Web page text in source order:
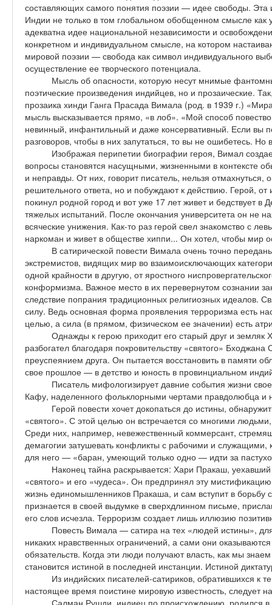
составляющих самого понятия поэзии — идее свободы. Эта
Индии не только в том глобальном обобщенном смысле как
адекватна идее национальной независимости и
конкретном и индивидуальном смысле, на котором
мировой поэзии — свобода как символ индивидуального
осуществление ее творческого потенциала.
Мысль об опасности, которую несут мнимые
поэтические произведения индийцев, но и прозаические.
прозаика хинди Ганга Прасада Вимала (род. в 1939 г.)
мысль высказывается прямо, «в лоб». «Мой способ
невинный, инфантильный и даже консервативный. Если вы
разговоров, чтобы в них запутаться, то вы не ошибетесь.
Изображая перипетии биографии героя, Вимал
вопросы становятся насущными, жизненными в контексте
и неправды. От них, говорит писатель, нельзя отмахнуться,
решительного ответа, но и побуждают к действию. Герой, от
покинул родной город и вот уже 17 лет живет и бедствует
тяжелых испытаний. После окончания университета он не
всяческие унижения. Как-то раз герой свел знакомство с
наркоман и живет в обществе хиппи... Он хотел, чтобы мир
В сатирической повести Вимала очень точно
экстремистов, видящих мир во взаимоисключающих
одной крайности в другую, от яростного
конформизма. Важное место в их перевернутом сознании
следствие попрания традиционных религиозных идеалов.
силу. Ведь основная форма проявления терроризма есть
целью, а сила (в прямом, физическом ее значении) есть
Однажды к герою приходит его старый друг и земляк
разбогател благодаря покровительству «святого»
преуспеянием друга. Он пытается восстановить в памяти
свое прошлое — в детство и юность в провинциальном
Писатель мифологизирует давние события жизни
Кафу, наделенного фольклорными чертами правдолюбца и
Герой повести хочет докопаться до истины,
«святого». С этой целью он встречается со многими
Среди них, например, невежественный коммерсант,
демагогии затушевать конфликты с рабочими и служащими,
для него — «баран, умеющий только одно — идти за
Наконец тайна раскрывается: Хари Пракаш,
«святого» и его «чудеса». Он предпринял эту
жизнь единомышленников Пракаша, и сам вступит в борьбу
признается в своей выдумке в сверхдлинном письме,
его слов исчезла. Терроризм создает лишь иллюзию
Повесть Вимала — сатира на тех «людей истины»,
никаких нравственных ограничений, а сами они
обязательств. Когда эти люди получают власть, как мы
становится истиной в последней инстанции. Истиной
Из индийских писателей-сатириков, обратившихся к
настоящее время поистине мировую известность, следует
Салман Рушди, индиец по происхождению, родился